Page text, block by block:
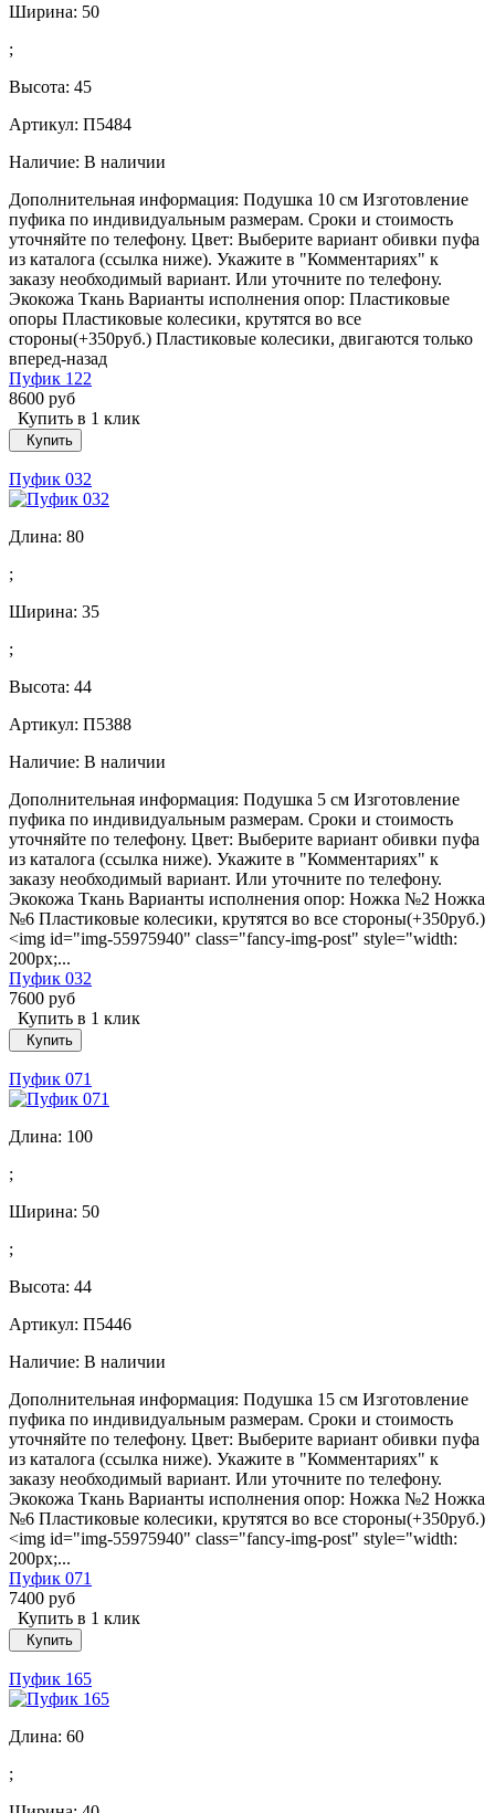
Ширина: 50
;
Высота: 45
Артикул: П5484
Наличие: В наличии
Дополнительная информация: Подушка 10 см Изготовление
пуфика по индивидуальным размерам. Сроки и стоимость
уточняйте по телефону. Цвет: Выберите вариант обивки пуфа
из каталога (ссылка ниже). Укажите в "Комментариях" к
заказу необходимый вариант. Или уточните по телефону.
Экокожа Ткань Варианты исполнения опор: Пластиковые
опоры Пластиковые колесики, крутятся во все
стороны(+350руб.) Пластиковые колесики, двигаются только
вперед-назад
Пуфик 122
8600 руб
Купить в 1 клик
Купить
Пуфик 032
Длина: 80
;
Ширина: 35
;
Высота: 44
Артикул: П5388
Наличие: В наличии
Дополнительная информация: Подушка 5 см Изготовление
пуфика по индивидуальным размерам. Сроки и стоимость
уточняйте по телефону. Цвет: Выберите вариант обивки пуфа
из каталога (ссылка ниже). Укажите в "Комментариях" к
заказу необходимый вариант. Или уточните по телефону.
Экокожа Ткань Варианты исполнения опор: Ножка №2 Ножка
№6 Пластиковые колесики, крутятся во все стороны(+350руб.)
<img id="img-55975940" class="fancy-img-post" style="width:
200px;...
Пуфик 032
7600 руб
Купить в 1 клик
Купить
Пуфик 071
Длина: 100
;
Ширина: 50
;
Высота: 44
Артикул: П5446
Наличие: В наличии
Дополнительная информация: Подушка 15 см Изготовление
пуфика по индивидуальным размерам. Сроки и стоимость
уточняйте по телефону. Цвет: Выберите вариант обивки пуфа
из каталога (ссылка ниже). Укажите в "Комментариях" к
заказу необходимый вариант. Или уточните по телефону.
Экокожа Ткань Варианты исполнения опор: Ножка №2 Ножка
№6 Пластиковые колесики, крутятся во все стороны(+350руб.)
<img id="img-55975940" class="fancy-img-post" style="width:
200px;...
Пуфик 071
7400 руб
Купить в 1 клик
Купить
Пуфик 165
Длина: 60
;